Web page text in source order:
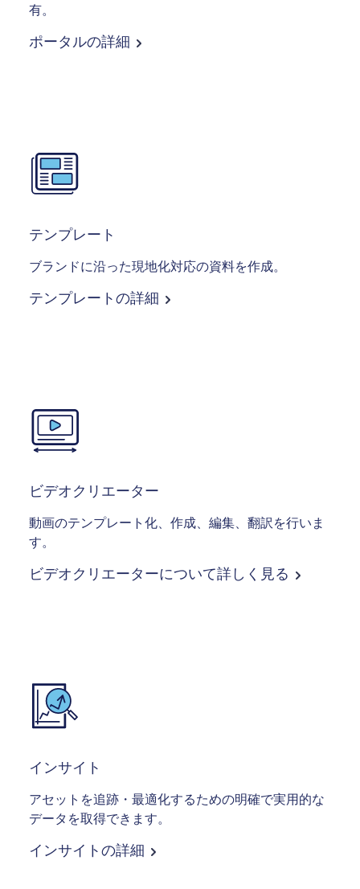
有。
ポータルの詳細
Image
テンプレート
ブランドに沿った現地化対応の資料を作成。
テンプレートの詳細
Image
ビデオクリエーター
動画のテンプレート化、作成、編集、翻訳を行いま
す。
ビデオクリエーターについて詳しく見る
Image
インサイト
アセットを追跡・最適化するための明確で実用的な
データを取得できます。
インサイトの詳細